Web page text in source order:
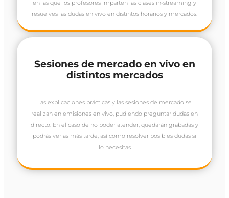
en las que los profesores imparten las clases in-streaming y
resuelves las dudas en vivo en distintos horarios y mercados.
Sesiones de mercado en vivo en
distintos mercados
Las explicaciones prácticas y las sesiones de mercado se
realizan en emisiones en vivo, pudiendo preguntar dudas en
directo. En el caso de no poder atender, quedarán grabadas y
podrás verlas más tarde, así como resolver posibles dudas si
lo necesitas